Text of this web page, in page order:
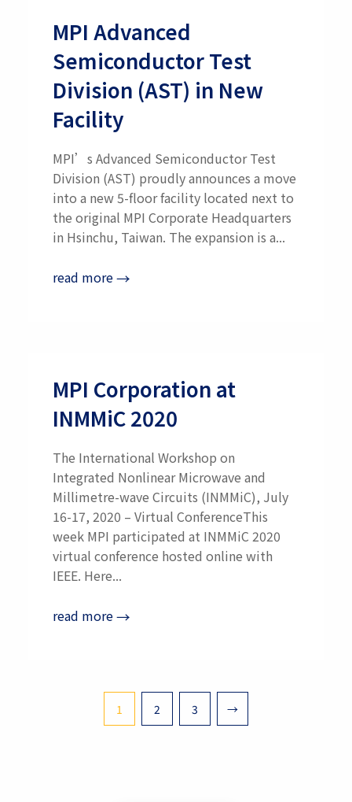
MPI Advanced
Semiconductor Test
Division (AST) in New
Facility
MPI’s Advanced Semiconductor Test
Division (AST) proudly announces a move
into a new 5-floor facility located next to
the original MPI Corporate Headquarters
in Hsinchu, Taiwan. The expansion is a...
read more→
MPI Corporation at
INMMiC 2020
The International Workshop on
Integrated Nonlinear Microwave and
Millimetre-wave Circuits (INMMiC), July
16-17, 2020 – Virtual ConferenceThis
week MPI participated at INMMiC 2020
virtual conference hosted online with
IEEE. Here...
read more→
1 2 3 →